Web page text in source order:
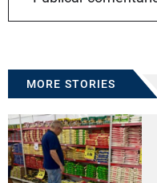
MORE STORIES